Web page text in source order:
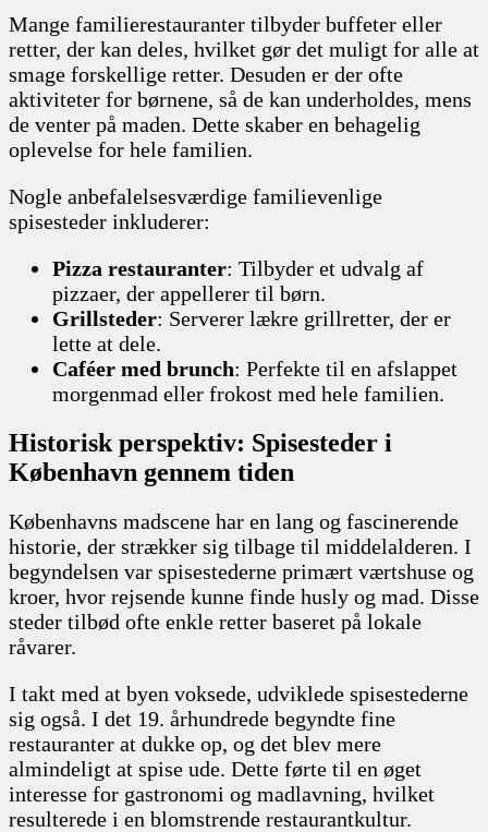
Mange familierestauranter tilbyder buffeter eller
retter, der kan deles, hvilket gør det muligt for alle at
smage forskellige retter. Desuden er der ofte
aktiviteter for børnene, så de kan underholdes, mens
de venter på maden. Dette skaber en behagelig
oplevelse for hele familien.
Nogle anbefalelsesværdige familievenlige
spisesteder inkluderer:
Pizza restauranter: Tilbyder et udvalg af
pizzaer, der appellerer til børn.
Grillsteder: Serverer lækre grillretter, der er
lette at dele.
Caféer med brunch: Perfekte til en afslappet
morgenmad eller frokost med hele familien.
Historisk perspektiv: Spisesteder i
København gennem tiden
Københavns madscene har en lang og fascinerende
historie, der strækker sig tilbage til middelalderen. I
begyndelsen var spisestederne primært værtshuse og
kroer, hvor rejsende kunne finde husly og mad. Disse
steder tilbød ofte enkle retter baseret på lokale
råvarer.
I takt med at byen voksede, udviklede spisestederne
sig også. I det 19. århundrede begyndte fine
restauranter at dukke op, og det blev mere
almindeligt at spise ude. Dette førte til en øget
interesse for gastronomi og madlavning, hvilket
resulterede i en blomstrende restaurantkultur.